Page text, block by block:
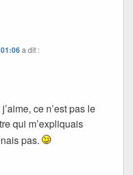
a dit :
ce n’est pas le
qui m’expliquais
pas.